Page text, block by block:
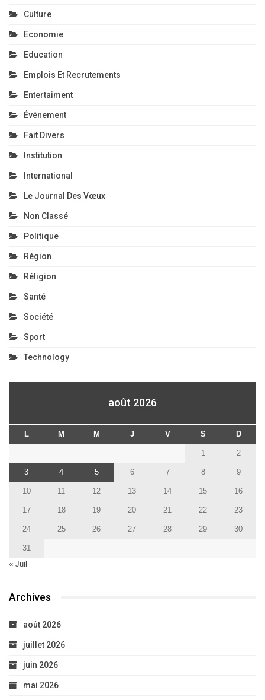
Culture
Economie
Education
Emplois Et Recrutements
Entertaiment
Événement
Fait Divers
Institution
International
Le Journal Des Vœux
Non Classé
Politique
Région
Réligion
Santé
Société
Sport
Technology
août 2026
L M M J V S D
1 2
3 4 5 6 7 8 9
10 11 12 13 14 15 16
17 18 19 20 21 22 23
24 25 26 27 28 29 30
31
« Juil
Archives
août 2026
juillet 2026
juin 2026
mai 2026